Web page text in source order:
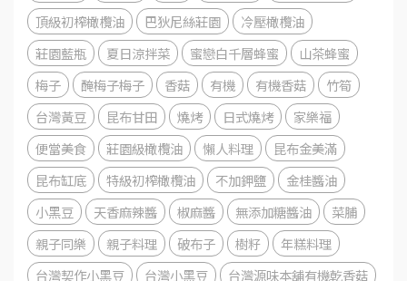
頂級初榨橄欖油
巴狄尼絲莊園
冷壓橄欖油
莊園藍瓶
夏日涼拌菜 蜜戀白千層蜂蜜
山茶蜂蜜
梅子
醃梅子梅子 香菇 有機 有機香菇
竹筍
台灣黃豆
昆布甘田 燒烤 日式燒烤
家樂福
便當美食
莊園級橄欖油 懶人料理
昆布金美滿
昆布缸底
特級初榨橄欖油 不加鉀鹽
金桂醬油
小黑豆
天香麻辣醬 椒麻醬 無添加糖醬油
菜脯
親子同樂
親子料理 破布子 樹籽
年糕料理
台灣契作小黑豆
台灣小黑豆 台灣源味本舖有機乾香菇